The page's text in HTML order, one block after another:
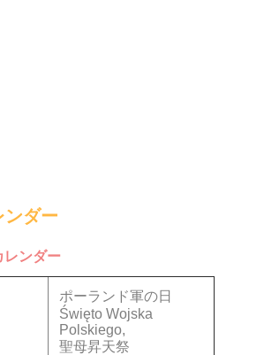
ンダー
レンダー
ポーランド軍の日
Święto Wojska
Polskiego,
聖母昇天祭